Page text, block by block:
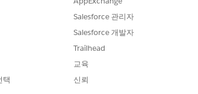
스 요구 사항을 충족하도록 Automotive Cloud에
상관없이 고객의 시승 약속을 관리할 수 있습니다.
게 적합한 시간 슬롯을 선택합니다.
택
Salesforce 관리자
Salesforce 개발자
Trailhead
교육
신뢰